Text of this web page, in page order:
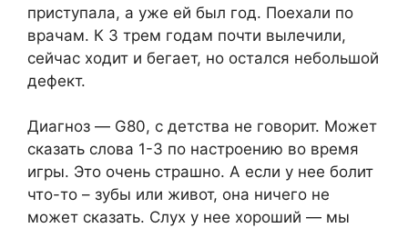
приступала, а уже ей был год. Поехали по
врачам. К 3 трем годам почти вылечили,
сейчас ходит и бегает, но остался небольшой
дефект.
Диагноз — G80, с детства не говорит. Может
сказать слова 1-3 по настроению во время
игры. Это очень страшно. А если у нее болит
что-то – зубы или живот, она ничего не
может сказать. Слух у нее хороший — мы